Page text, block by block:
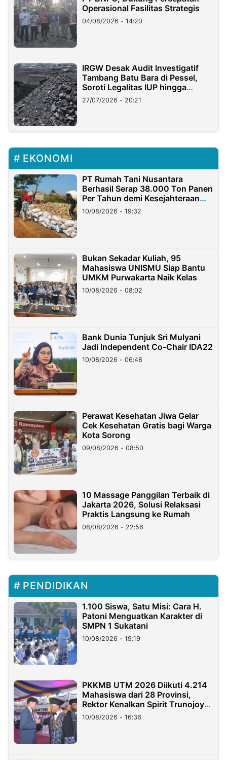
Operasional Fasilitas Strategis
04/08/2026 - 14:20
IRGW Desak Audit Investigatif
Tambang Batu Bara di Pessel,
Soroti Legalitas IUP hingga
Stockpile
27/07/2026 - 20:21
EKONOMI
PT Rumah Tani Nusantara
Berhasil Serap 38.000 Ton Panen
Per Tahun demi Kesejahteraan
Petani
10/08/2026 - 19:32
Bukan Sekadar Kuliah, 95
Mahasiswa UNISMU Siap Bantu
UMKM Purwakarta Naik Kelas
10/08/2026 - 08:02
Bank Dunia Tunjuk Sri Mulyani
Jadi Independent Co-Chair IDA22
10/08/2026 - 06:48
Perawat Kesehatan Jiwa Gelar
Cek Kesehatan Gratis bagi Warga
Kota Sorong
09/08/2026 - 08:50
10 Massage Panggilan Terbaik di
Jakarta 2026, Solusi Relaksasi
Praktis Langsung ke Rumah
08/08/2026 - 22:56
PENDIDIKAN
1.100 Siswa, Satu Misi: Cara H.
Patoni Menguatkan Karakter di
SMPN 1 Sukatani
10/08/2026 - 19:19
PKKMB UTM 2026 Diikuti 4.214
Mahasiswa dari 28 Provinsi,
Rektor Kenalkan Spirit Trunojoyo
Masa Kini
10/08/2026 - 16:36